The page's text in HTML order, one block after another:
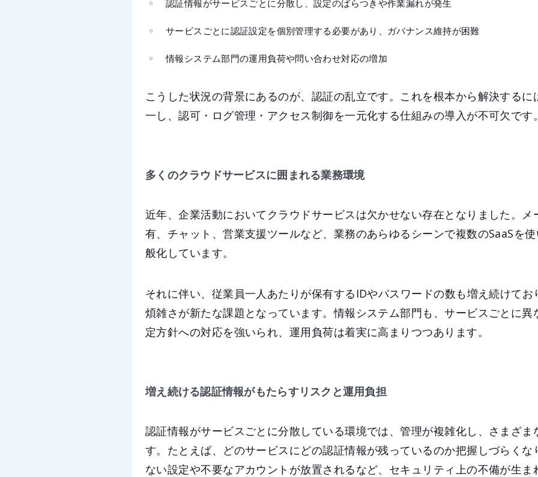
認証情報がサービスごとに分散し、設定のばらつきや作業漏れが発生
サービスごとに認証設定を個別管理する必要があり、ガバナンス維持が困難
情報システム部門の運用負荷や問い合わせ対応の増加
こうした状況の背景にあるのが、認証の乱立です。これを根本から解決するに
一し、認可・ログ管理・アクセス制御を一元化する仕組みの導入が不可欠です
多くのクラウドサービスに囲まれる業務環境
近年、企業活動においてクラウドサービスは欠かせない存在となりました。メ
有、チャット、営業支援ツールなど、業務のあらゆるシーンで複数のSaaSを
般化しています。
それに伴い、従業員一人あたりが保有するIDやパスワードの数も増え続けてお
煩雑さが新たな課題となっています。情報システム部門も、サービスごとに異
定方針への対応を強いられ、運用負荷は着実に高まりつつあります。
増え続ける認証情報がもたらすリスクと運用負担
認証情報がサービスごとに分散している環境では、管理が複雑化し、さまざま
す。たとえば、どのサービスにどの認証情報が残っているのか把握しづらくな
ない設定や不要なアカウントが放置されるなど、セキュリティ上の不備が生ま